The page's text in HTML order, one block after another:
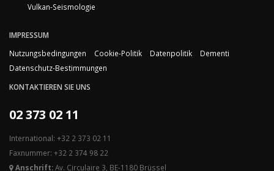
Vulkan-Seismologie
IMPRESSUM
Nutzungsbedingungen
Cookie-Politik Datenpolitik
Dementi
Datenschutz-Bestimmungen
KONTAKTIEREN SIE UNS
02 373 02 11
International: +32 2 373 02 11
Faxnummer: +32 2 374 98 22
Anschrift:Av. Circulaire 3, BE-1180 Brüssel